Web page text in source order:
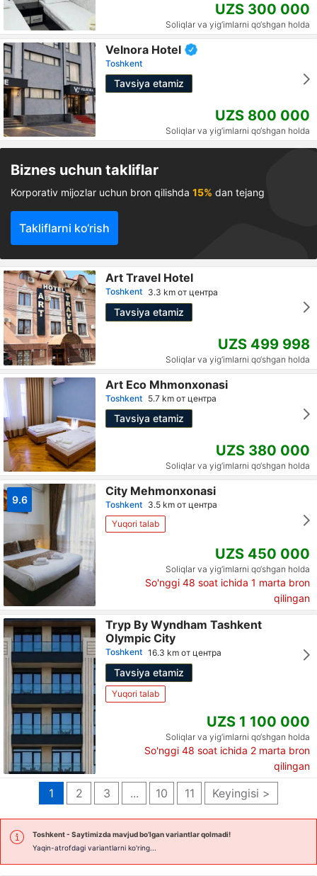
UZS 300 000
Soliqlar va yig‘imlarni qo‘shgan holda
Velnora Hotel
Toshkent
Tavsiya etamiz
UZS 800 000
Soliqlar va yig‘imlarni qo‘shgan holda
Biznes uchun takliflar
Korporativ mijozlar uchun bron qilishda 15% dan tejang
Takliflarni ko‘rish
Art Travel Hotel
Toshkent 3.3 km от центра
Tavsiya etamiz
UZS 499 998
Soliqlar va yig‘imlarni qo‘shgan holda
Art Eco Mhmonxonasi
Toshkent 5.7 km от центра
Tavsiya etamiz
UZS 380 000
Soliqlar va yig‘imlarni qo‘shgan holda
9.6
City Mehmonxonasi
Toshkent 3.5 km от центра
Yuqori talab
UZS 450 000
Soliqlar va yig‘imlarni qo‘shgan holda
So'nggi 48 soat ichida 1 marta bron
qilingan
Tryp By Wyndham Tashkent
Olympic City
Toshkent 16.3 km от центра
Tavsiya etamiz
Yuqori talab
UZS 1 100 000
Soliqlar va yig‘imlarni qo‘shgan holda
So'nggi 48 soat ichida 2 marta bron
qilingan
1 2 3 ... 10 11 Keyingisi >
Toshkent- Saytimizda mavjud bo’lgan variantlar qolmadi!
Yaqin-atrofdagi variantlarni ko'ring...